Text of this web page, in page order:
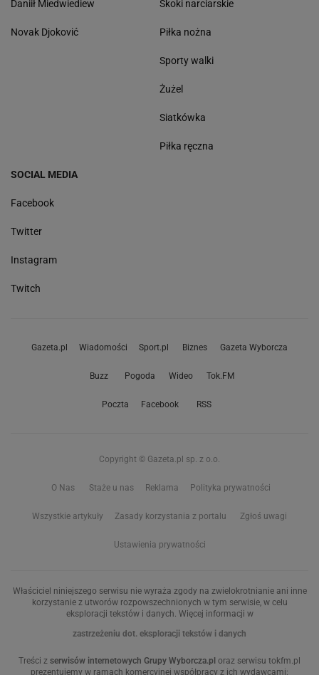
Daniił Miedwiediew
Novak Djoković
Skoki narciarskie
Piłka nożna
Sporty walki
Żużel
Siatkówka
Piłka ręczna
SOCIAL MEDIA
Facebook
Twitter
Instagram
Twitch
Gazeta.pl Wiadomości Sport.pl Biznes Gazeta Wyborcza
Buzz Pogoda Wideo Tok.FM
Poczta Facebook RSS
Copyright © Gazeta.pl sp. z o.o.
O Nas Staże u nas Reklama Polityka prywatności
Wszystkie artykuły Zasady korzystania z portalu Zgłoś uwagi
Ustawienia prywatności
Właściciel niniejszego serwisu nie wyraża zgody na zwielokrotnianie ani inne
korzystanie z utworów rozpowszechnionych w tym serwisie, w celu
eksploracji tekstów i danych. Więcej informacji w
zastrzeżeniu dot. eksploracji tekstów i danych
Treści z serwisów internetowych Grupy Wyborcza.pl oraz serwisu tokfm.pl
prezentujemy w ramach komercyjnej współpracy z ich wydawcami: